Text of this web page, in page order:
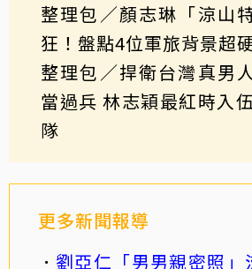
整理包／顏志琳「涼山
狂！盤點4位軍旅背景超
整理包／捍衛台灣真男
當過兵 林志穎最紅時入
隊
更多新聞報導
劉亞仁「男男親密照」